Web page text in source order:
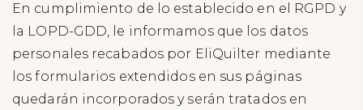
En cumplimiento de lo establecido en el RGPD y
la LOPD-GDD, le informamos que los datos
personales recabados por EliQuilter mediante
los formularios extendidos en sus páginas
quedarán incorporados y serán tratados en